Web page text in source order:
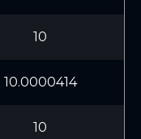
10
10.0000414
10